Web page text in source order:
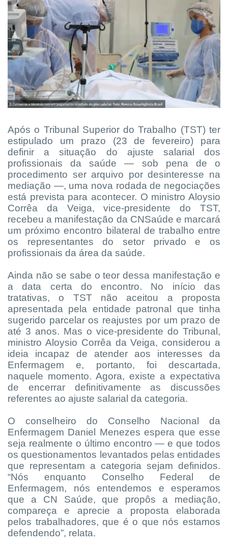
Após o Tribunal Superior do Trabalho (TST) ter
estipulado um prazo (23 de fevereiro) para
definir a situação do ajuste salarial dos
profissionais da saúde — sob pena de o
procedimento ser arquivo por desinteresse na
mediação —, uma nova rodada de negociações
está prevista para acontecer. O ministro Aloysio
Corrêa da Veiga, vice-presidente do TST,
recebeu a manifestação da CNSaúde e marcará
um próximo encontro bilateral de trabalho entre
os representantes do setor privado e os
profissionais da área da saúde.
Ainda não se sabe o teor dessa manifestação e
a data certa do encontro. No início das
tratativas, o TST não aceitou a proposta
apresentada pela entidade patronal que tinha
sugerido parcelar os reajustes por um prazo de
até 3 anos. Mas o vice-presidente do Tribunal,
ministro Aloysio Corrêa da Veiga, considerou a
ideia incapaz de atender aos interesses da
Enfermagem e, portanto, foi descartada,
naquele momento. Agora, existe a expectativa
de encerrar definitivamente as discussões
referentes ao ajuste salarial da categoria.
O conselheiro do Conselho Nacional da
Enfermagem Daniel Menezes espera que esse
seja realmente o último encontro — e que todos
os questionamentos levantados pelas entidades
que representam a categoria sejam definidos.
“Nós enquanto Conselho Federal de
Enfermagem, nós entendemos e esperamos
que a CN Saúde, que propôs a mediação,
compareça e aprecie a proposta elaborada
pelos trabalhadores, que é o que nós estamos
defendendo”, relata.